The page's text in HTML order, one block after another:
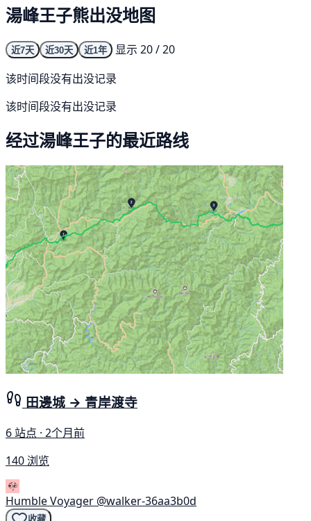
湯峰王子熊出没地图
近7天 近30天 近1年
显示 20 / 20
该时间段没有出没记录
该时间段没有出没记录
经过湯峰王子的最近路线
田邊城 → 青岸渡寺
6 站点 · 2个月前
140 浏览
Humble Voyager @walker-36aa3b0d